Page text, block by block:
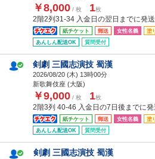
￥8,000 / 枚 1枚
2階2列31-34 入金日の翌日までに発
紙チケット 郵送 女性名義
塗
あんしん配送OK
質問受付
剣劇 三國志演技 蜀漢
2026/08/20 (木) 13時00分
新歌舞伎座 (大阪)
￥9,000 / 枚 1枚
2階3列 40-46 入金日の7日後までに発
紙チケット 郵送 女性名義
塗
あんしん配送OK
質問受付
剣劇 三國志演技 蜀漢